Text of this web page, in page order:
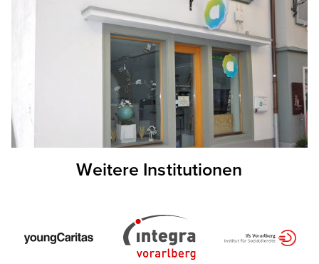
Weitere Institutionen